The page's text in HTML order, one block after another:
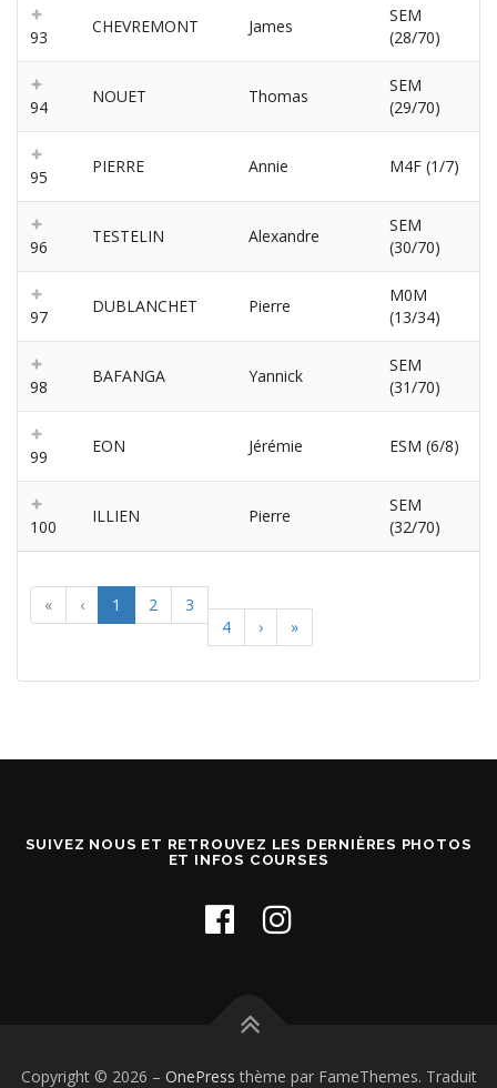
« ‹ 1 2
3
4
› »
93
CHEVREMONT James
SEM
(28/70)
94
NOUET Thomas
SEM
(29/70)
95
PIERRE Annie M4F (1/7)
96
TESTELIN Alexandre
SEM
(30/70)
97
DUBLANCHET Pierre
M0M
(13/34)
98
BAFANGA Yannick
SEM
(31/70)
99
EON Jérémie ESM (6/8)
100
ILLIEN Pierre
SEM
(32/70)
SUIVEZ NOUS ET RETROUVEZ LES DERNIÈRES PHOTOS
ET INFOS COURSES
Copyright © 2026 – OnePress thème par FameThemes. Traduit